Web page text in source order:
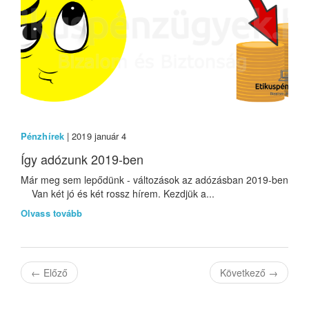
Pénzhírek| 2019 január 4
Így adózunk 2019-ben
Már meg sem lepődünk - változások az adózásban 2019-ben
Van két jó és két rossz hírem. Kezdjük a...
Olvass tovább
← Előző Következő →